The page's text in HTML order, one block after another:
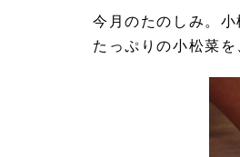
今月のたのしみ。小
たっぷりの小松菜